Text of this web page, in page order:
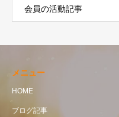
会員の活動記事
メニュー
HOME
ブログ記事